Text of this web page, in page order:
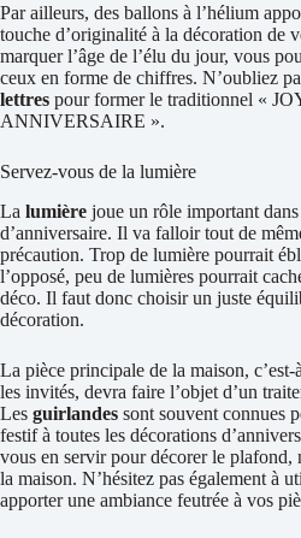
Par ailleurs, des ballons à l’hélium
touche d’originalité à la décoration de
marquer l’âge de l’élu du jour, vous
ceux en forme de chiffres. N’oubliez
lettres pour former le traditionnel «
ANNIVERSAIRE ».
Servez-vous de la lumière
La lumière joue un rôle important
d’anniversaire. Il va falloir tout de
précaution. Trop de lumière pourrait
l’opposé, peu de lumières pourrait
déco. Il faut donc choisir un juste
décoration.
La pièce principale de la maison,
les invités, devra faire l’objet d’un
Les guirlandes sont souvent connues
festif à toutes les décorations
vous en servir pour décorer le plafond,
la maison. N’hésitez pas également à
apporter une ambiance feutrée à vos